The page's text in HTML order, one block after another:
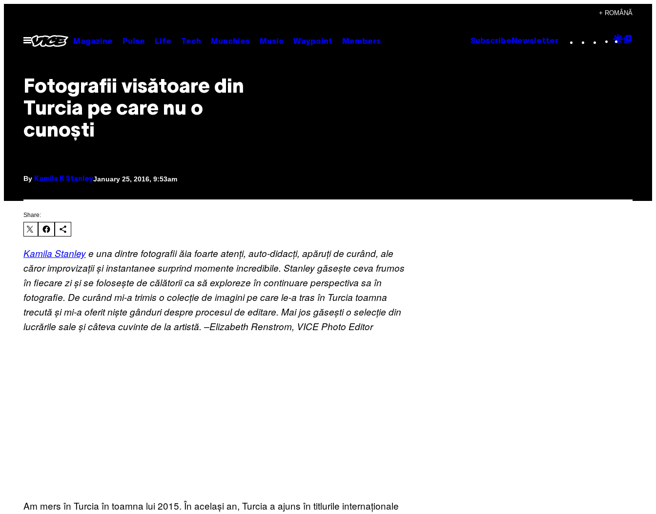
content
+ ROMÂNĂ
Open
Menu
Magazine Pulse Life Tech Munchies Music Waypoint Members Subscribe Newsletter Instagram
TikTok
YouTube
Google
Fotografii visătoare din
Turcia pe care nu o
cunoști
By Kamila K StanleyJanuary 25, 2016, 9:53am
Share:
Kamila Stanleye una dintre fotografii ăia foarte atenți, auto-didacți, apăruți de curând, ale
căror improvizații și instantanee surprind momente incredibile. Stanley găsește ceva frumos
în fiecare zi și se folosește de călătorii ca să exploreze în continuare perspectiva sa în
fotografie. De curând mi-a trimis o colecție de imagini pe care le-a tras în Turcia toamna
trecută și mi-a oferit niște gânduri despre procesul de editare. Mai jos găsești o selecție din
lucrările sale și câteva cuvinte de la artistă. –Elizabeth Renstrom, VICE Photo Editor
Am mers în Turcia în toamna lui 2015. În același an, Turcia a ajuns în titlurile internaționale